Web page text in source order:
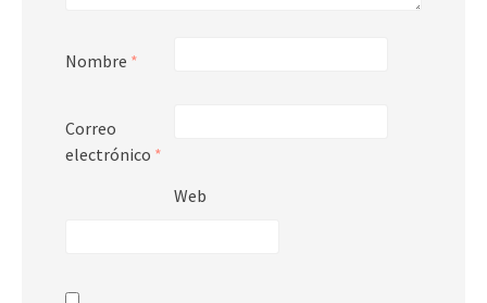
Nombre *
Correo
electrónico *
Web